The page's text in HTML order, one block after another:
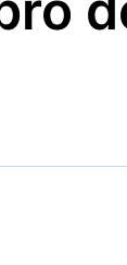
Curadoria